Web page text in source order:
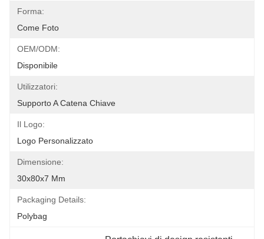
Forma:
Come Foto
OEM/ODM:
Disponibile
Utilizzatori:
Supporto A Catena Chiave
Il Logo:
Logo Personalizzato
Dimensione:
30x80x7 Mm
Packaging Details:
Polybag